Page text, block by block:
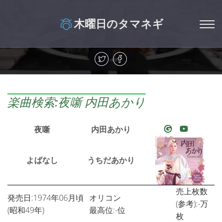
木曜日のタマネギ
楽曲検索:夜噺 内田あかり
夜噺 内田あかり
よばなし うちだあかり
発売日:1974年06月頃
(昭和49年)
オリコン
最高位:-位
売上枚数
(参考):-万
枚